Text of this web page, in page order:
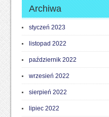
Archiwa
styczeń 2023
listopad 2022
październik 2022
wrzesień 2022
sierpień 2022
lipiec 2022